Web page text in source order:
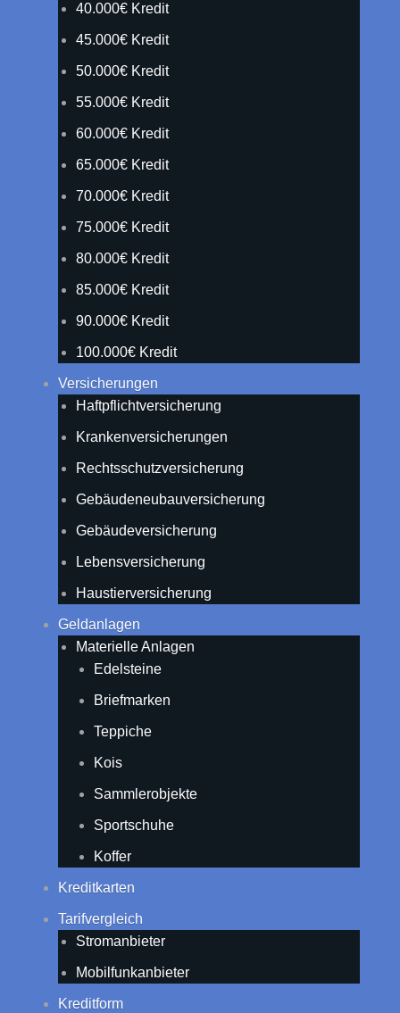
40.000€ Kredit
45.000€ Kredit
50.000€ Kredit
55.000€ Kredit
60.000€ Kredit
65.000€ Kredit
70.000€ Kredit
75.000€ Kredit
80.000€ Kredit
85.000€ Kredit
90.000€ Kredit
100.000€ Kredit
Versicherungen
Haftpflichtversicherung
Krankenversicherungen
Rechtsschutzversicherung
Gebäudeneubauversicherung
Gebäudeversicherung
Lebensversicherung
Haustierversicherung
Geldanlagen
Materielle Anlagen
Edelsteine
Briefmarken
Teppiche
Kois
Sammlerobjekte
Sportschuhe
Koffer
Kreditkarten
Tarifvergleich
Stromanbieter
Mobilfunkanbieter
Kreditform